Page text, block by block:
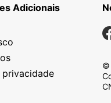
Adicionais
©